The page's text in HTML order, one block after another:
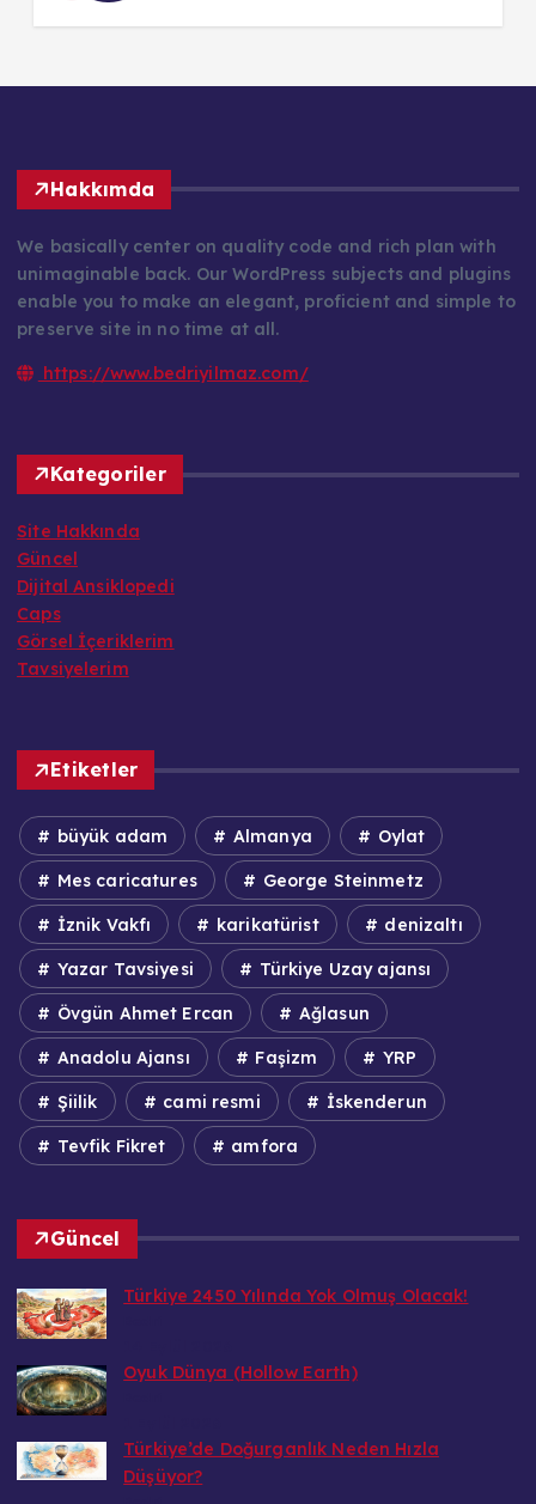
Hakkımda
We basically center on quality code and rich plan with
unimaginable back. Our WordPress subjects and plugins
enable you to make an elegant, proficient and simple to
preserve site in no time at all.
https://www.bedriyilmaz.com/
Kategoriler
Site Hakkında
Güncel
Dijital Ansiklopedi
Caps
Görsel İçeriklerim
Tavsiyelerim
Etiketler
büyük adam Almanya Oylat
Mes caricatures George Steinmetz
İznik Vakfı karikatürist denizaltı
Yazar Tavsiyesi Türkiye Uzay ajansı
Övgün Ahmet Ercan Ağlasun
Anadolu Ajansı Faşizm YRP
Şiilik cami resmi İskenderun
Tevfik Fikret amfora
Güncel
Türkiye 2450 Yılında Yok Olmuş Olacak!
Oyuk Dünya (Hollow Earth)
Türkiye’de Doğurganlık Neden Hızla
Düşüyor?